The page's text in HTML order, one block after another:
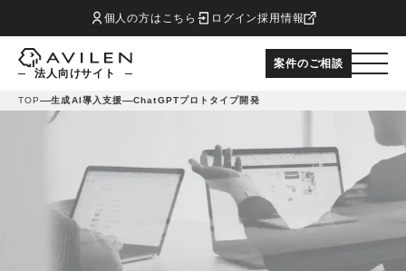
個人の方はこちら ログイン採用情報
法人向けサイト
案件のご相談
TOP 生成AI導入支援 ChatGPTプロトタイプ開発